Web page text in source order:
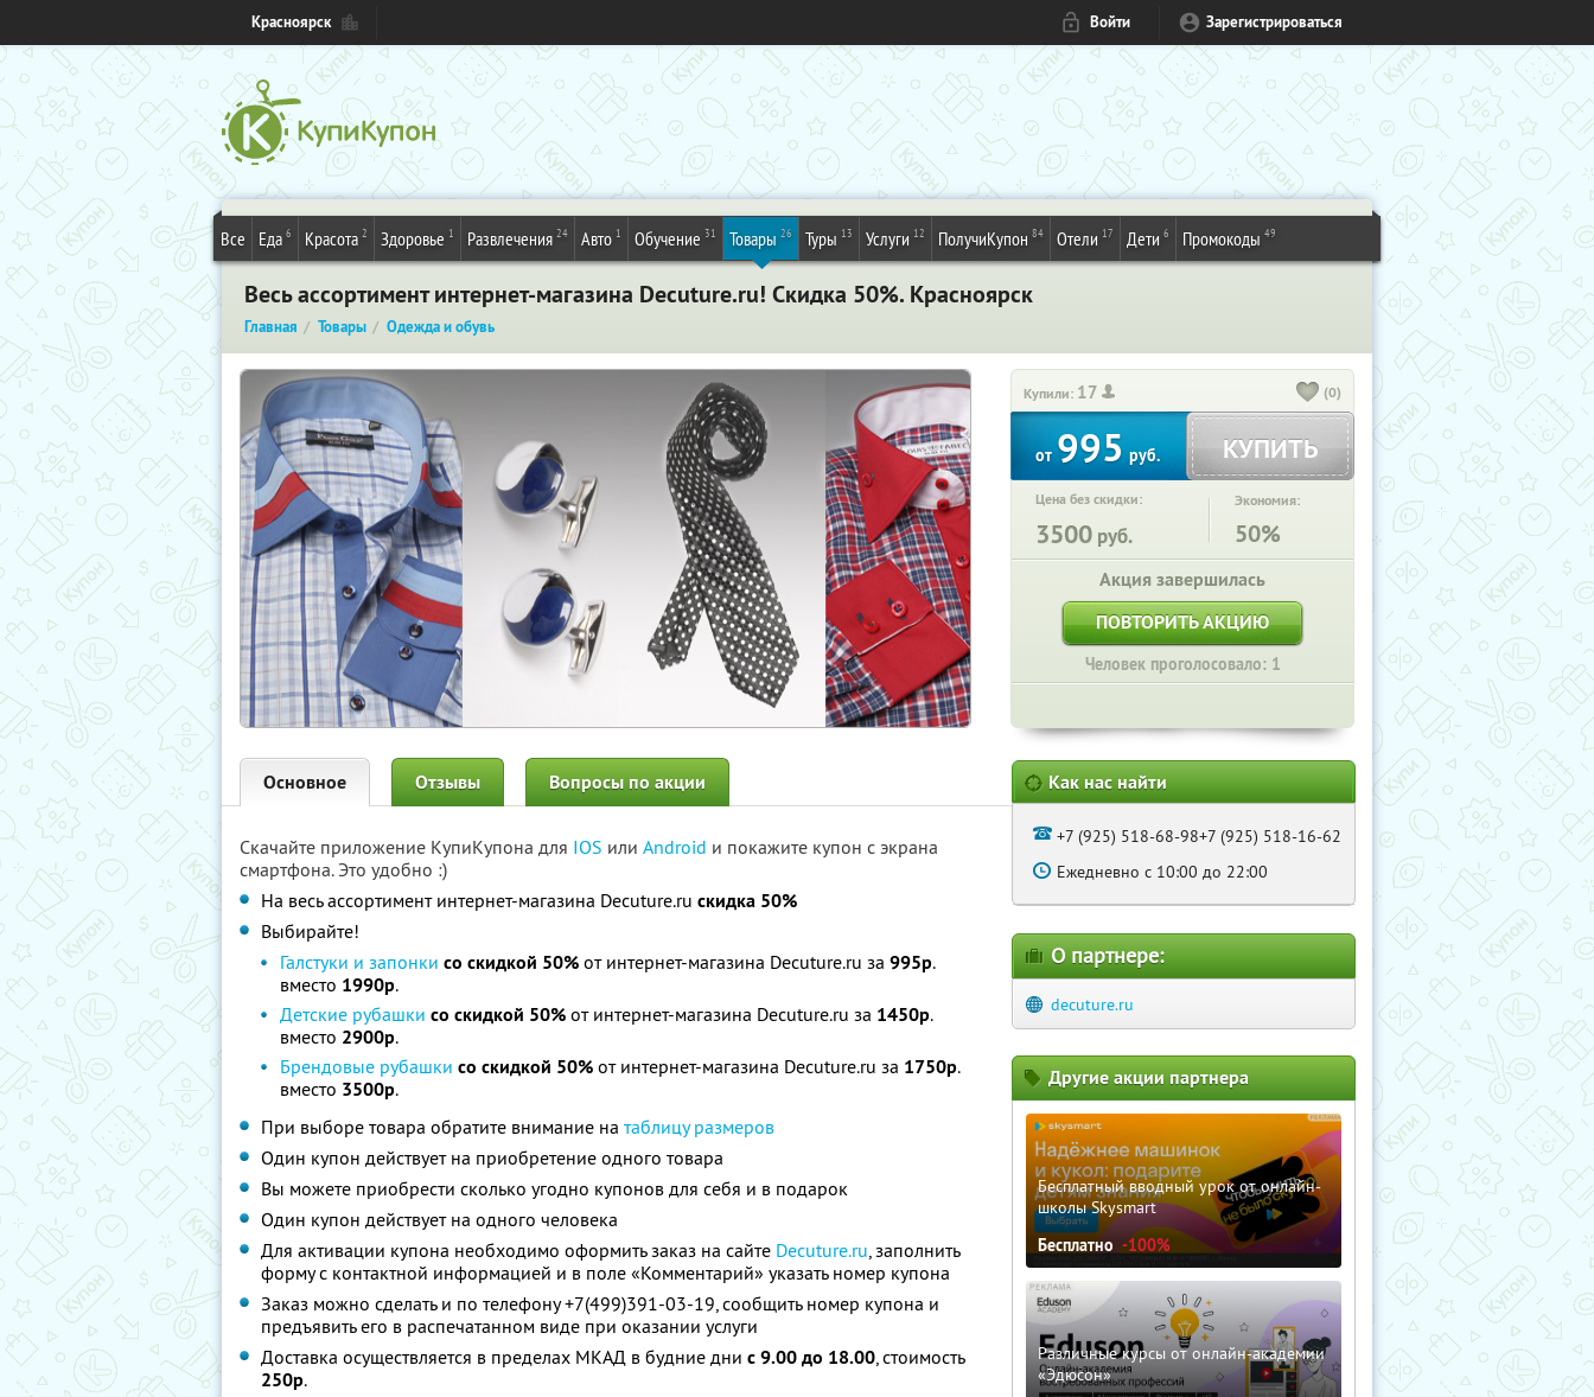
Красноярск Войти Зарегистрироваться
Все Еда 6 Красота 2 Здоровье 1 Развлечения 24 Авто 1 Обучение 31 Товары 26 Туры 13 Услуги 12 ПолучиКупон 84 Отели 17 Дети 6 Промокоды 49
Весь ассортимент интернет-магазина Decuture.ru! Cкидка 50%. Красноярск
Главная Товары Одежда и обувь
Купили: 17 (0)
от995руб. КУПИТЬ
Цена без скидки:
3500 руб.
Экономия:
50%
Акция завершилась
ПОВТОРИТЬ АКЦИЮ
Человек проголосовало: 1
Основное Отзывы Вопросы по акции
Скачайте приложение КупиКупона для IOS или Android и покажите купон с экрана
смартфона. Это удобно :)
На весь ассортимент интернет-магазина Decuture.ru скидка 50%
Выбирайте!
Галстуки и запонки со скидкой 50% от интернет-магазина Decuture.ru за 995р.
вместо 1990р.
Детские рубашки со скидкой 50% от интернет-магазина Decuture.ru за 1450р.
вместо 2900р.
Брендовые рубашки со скидкой 50% от интернет-магазина Decuture.ru за 1750р.
вместо 3500р.
При выборе товара обратите внимание на таблицу размеров
Один купон действует на приобретение одного товара
Вы можете приобрести сколько угодно купонов для себя и в подарок
Один купон действует на одного человека
Для активации купона необходимо оформить заказ на сайте Decuture.ru, заполнить
форму с контактной информацией и в поле «Комментарий» указать номер купона
Заказ можно сделать и по телефону +7(499)391-03-19, сообщить номер купона и
предъявить его в распечатанном виде при оказании услуги
Доставка осуществляется в пределах МКАД в будние дни с 9.00 до 18.00, стоимость
250р.
Как нас найти
+7 (925) 518-68-98+7 (925) 518-16-62
Ежедневно с 10:00 до 22:00
О партнере:
decuture.ru
Другие акции партнера
Бесплатный вводный урок от онлайн-
школы Skysmart
Бесплатно -100%
Различные курсы от онлайн-академии
«Эдюсон»